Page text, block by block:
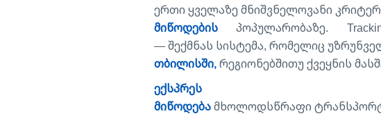
ერთი ყველაზე მნიშვნელოვანი
მიწოდების პოპულარობაზე.
— შექმნას სისტემა, რომელიც
თბილისში,რეგიონებშითუ ქვეყნის
ექსპრეს
მიწოდებამხოლოდსწრაფი